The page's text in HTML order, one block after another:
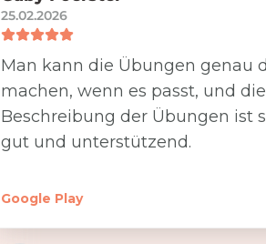
25.02.2026
Man kann die Übungen genau
machen, wenn es passt, und die
Beschreibung der Übungen ist
gut und unterstützend.
Google Play